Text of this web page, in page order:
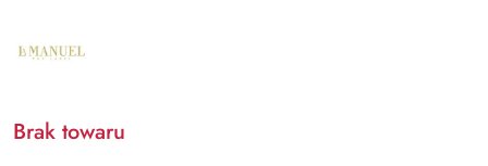
LA
MANUEL
Brak towaru